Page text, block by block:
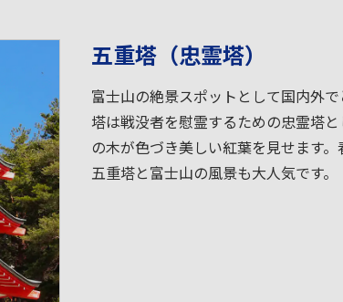
五重塔（忠霊塔）
富士山の絶景スポットとして国内外
塔は戦没者を慰霊するための忠霊塔
の木が色づき美しい紅葉を見せます
五重塔と富士山の風景も大人気です。